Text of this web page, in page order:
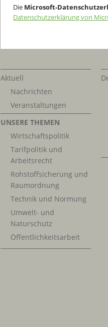
Die Microsoft-
Datenschutzerklärung von
Aktuell
Nachrichten
Veranstaltungen
UNSERE THEMEN
Wirtschaftspolitik
Tarifpolitik und
Arbeitsrecht
Rohstoffsicherung und
Raumordnung
Technik und Normung
Umwelt- und
Naturschutz
Öffentlichkeitsarbeit